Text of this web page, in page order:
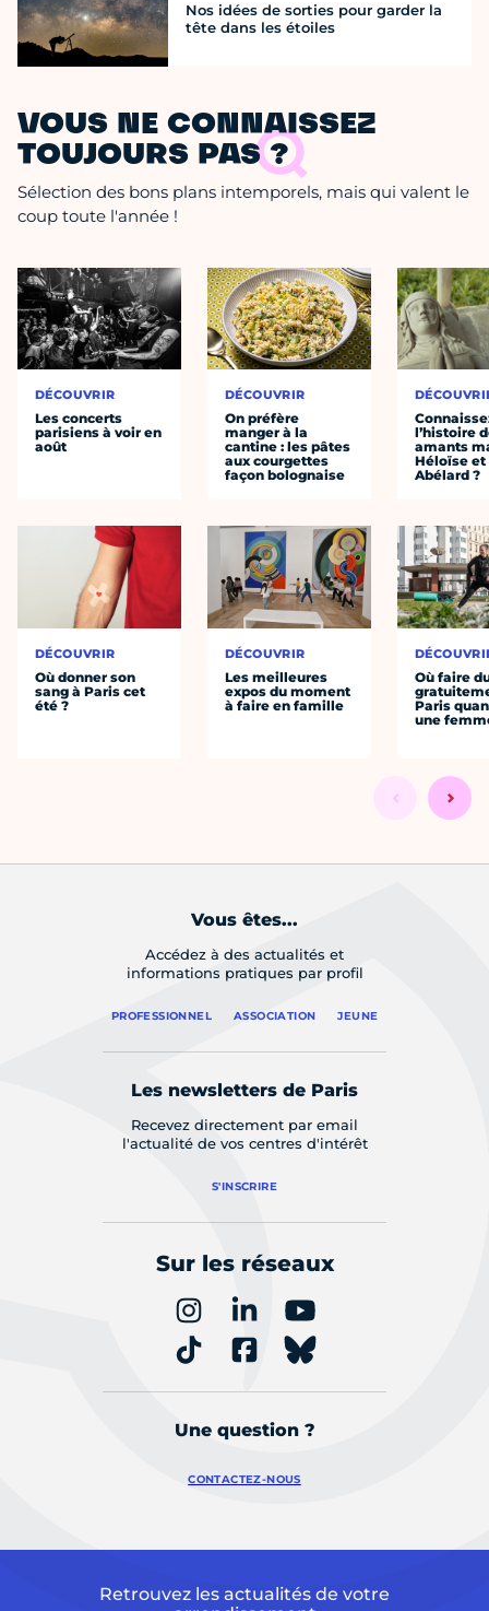
Nos idées de sorties pour garder la
tête dans les étoiles
VOUS NE CONNAISSEZ
TOUJOURS PAS ?
Sélection des bons plans intemporels, mais qui valent le
coup toute l'année !
DÉCOUVRIR
Les concerts
parisiens à voir en
août
DÉCOUVRIR
Où donner son
sang à Paris cet
été ?
DÉCOUVRIR
On préfère
manger à la
cantine : les pâtes
aux courgettes
façon bolognaise
DÉCOUVRIR
Les meilleures
expos du moment
à faire en famille
l’histoire
amants
Héloïse et
Abélard ?
Où faire
Paris
une
Vous êtes...
Accédez à des actualités et
informations pratiques par profil
PROFESSIONNEL ASSOCIATION JEUNE
Les newsletters de Paris
Recevez directement par email
l'actualité de vos centres d'intérêt
S'INSCRIRE
Sur les réseaux
Une question ?
CONTACTEZ-NOUS
Retrouvez les actualités de votre